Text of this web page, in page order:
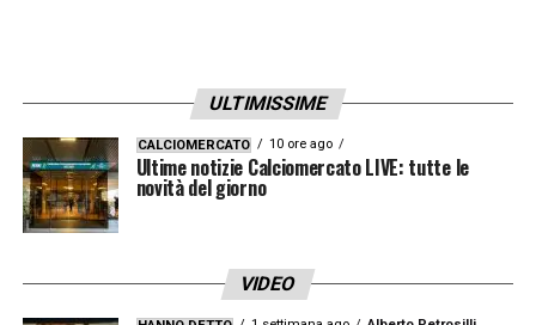
ULTIMISSIME
CALCIOMERCATO 10 ore ago
Ultime notizie Calciomercato LIVE: tutte le
novità del giorno
VIDEO